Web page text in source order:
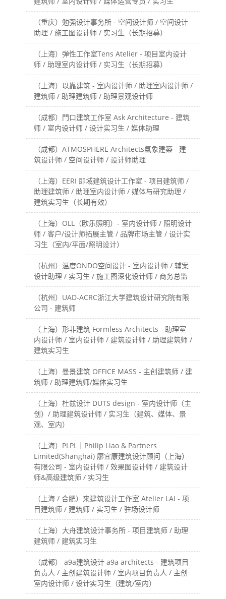
（重庆）勉强设计事务所 - 空间设计师 / 空间设计
助理 / 施工图设计师 / 实习生（长期招募）
（上海）弹性工作室Tens Atelier - 项目室内设计
师 / 助理室内设计师 / 实习生（长期招募）
（上海）以靠建筑 - 室内设计师 / 助理室内设计师 /
建筑师 / 助理建筑师 / 助理景观设计师
（成都）門口建筑工作室 Ask Architecture - 建筑
师 / 室内设计师 / 设计实习生 / 媒体助理
（成都）ATMOSPHERE Architects氣象建築 - 建
筑设计师 / 空间设计师 / 设计师助理
（上海）EERI 即域建筑设计工作室 - 项目建筑师 /
助理建筑师 / 助理室内设计师 / 媒体与研究助理 /
建筑实习生（长期有效）
（上海）OLL（欧乐照明）- 室内设计师 / 照明设计
师 / 客户/设计师拓展主管 / 品牌市场主管 / 设计实
习生（室内/平面/照明设计）
（杭州）温度ONDO空间设计 - 室内设计师 / 辅案
设计助理 / 实习生 / 施工图深化设计师 / 商务总监
（杭州）UAD-ACRC浙江大学建筑设计研究院有限
公司 - 建筑师
（上海）形非建筑 Formless Architects - 助理室
内设计师 / 室内设计师 / 建筑设计师 / 助理建筑师 /
建筑实习生
（上海）曼景建筑 OFFICE MASS - 主创建筑师 / 建
筑师 / 助理建筑师/媒体实习生
（上海）杜兹设计 DUTS design - 室内设计师（主
创）/ 助理建筑设计师 / 实习生（建筑、媒体、景
观、室内）
（上海）PLPL｜Philip Liao & Partners
Limited(Shanghai) 廖宜康建筑设计顾问（上海）
有限公司 - 室内设计师 / 效果图设计师 / 建筑设计
师&高级建筑师 / 实习生
（上海 / 合肥）来建筑设计工作室 Atelier LAI - 项
目建筑师 / 建筑师 / 实习生 / 驻场设计师
（上海）大舟建筑设计事务所 - 项目建筑师 / 助理
建筑师 / 建筑实习生
（成都） a9a建筑设计 a9a architects - 建筑项目
负责人 / 主创建筑设计师 / 室内项目负责人 / 主创
室内设计师 / 设计实习生（建筑/室内）